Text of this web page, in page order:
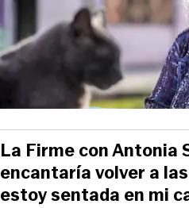
La Firme con Antonia
encantaría volver a
estoy sentada en mi